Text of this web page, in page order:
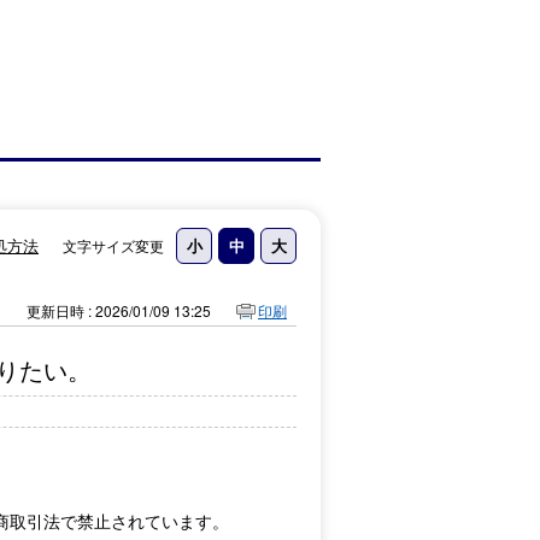
文字サイズ変更
方法
更新日時 : 2026/01/09 13:25 印刷
い。
引法で禁止されています。